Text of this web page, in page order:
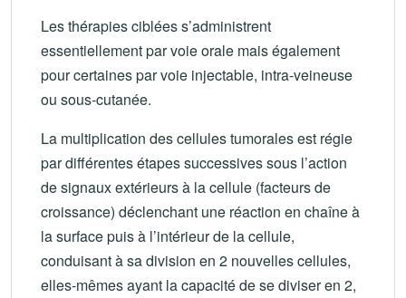
Les thérapies ciblées s’administrent
essentiellement par voie orale mais également
pour certaines par voie injectable, intra-veineuse
ou sous-cutanée.
La multiplication des cellules tumorales est régie
par différentes étapes successives sous l’action
de signaux extérieurs à la cellule (facteurs de
croissance) déclenchant une réaction en chaîne à
la surface puis à l’intérieur de la cellule,
conduisant à sa division en 2 nouvelles cellules,
elles-mêmes ayant la capacité de se diviser en 2,